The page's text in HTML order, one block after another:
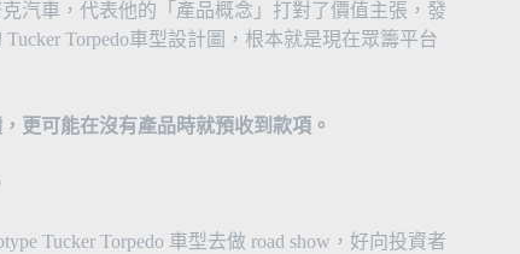
汽車，代表他的「產品概念」打對了價值主張，發
Torpedo車型設計圖，根本就是現在眾籌平台
更可能在沒有產品時就預收到款項。
Tucker Torpedo 車型去做 road show，好向投資者